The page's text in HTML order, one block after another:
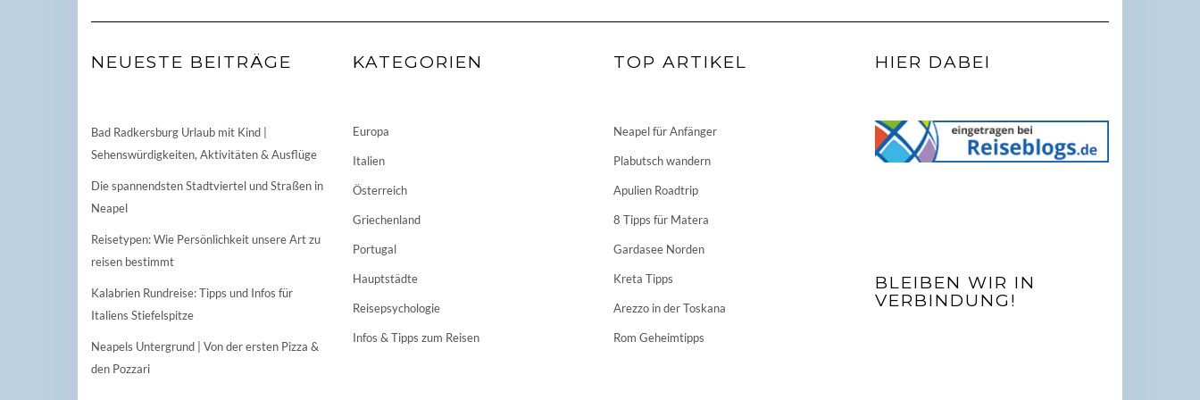
NEUESTE BEITRÄGE
Bad Radkersburg Urlaub mit Kind |
Sehenswürdigkeiten, Aktivitäten & Ausflüge
Die spannendsten Stadtviertel und Straßen in
Neapel
Reisetypen: Wie Persönlichkeit unsere Art zu
reisen bestimmt
Kalabrien Rundreise: Tipps und Infos für
Italiens Stiefelspitze
Neapels Untergrund | Von der ersten Pizza &
den Pozzari
KATEGORIEN
Europa
Italien
Österreich
Griechenland
Portugal
Hauptstädte
Reisepsychologie
Infos & Tipps zum Reisen
TOP ARTIKEL
Neapel für Anfänger
Plabutsch wandern
Apulien Roadtrip
8 Tipps für Matera
Gardasee Norden
Kreta Tipps
Arezzo in der Toskana
Rom Geheimtipps
HIER DABEI
BLEIBEN WIR IN
VERBINDUNG!